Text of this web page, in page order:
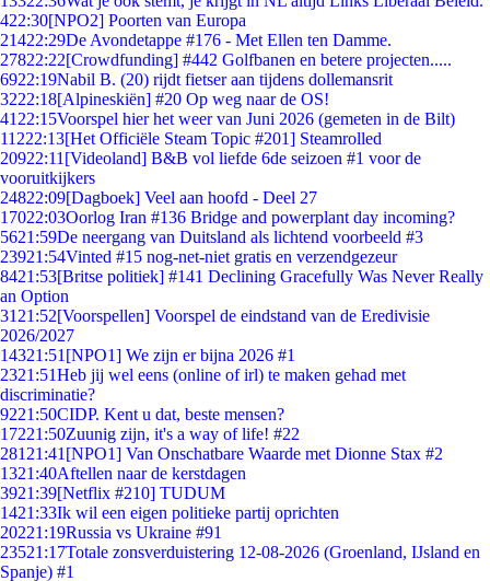
422:30[NPO2] Poorten van Europa
21422:29De Avondetappe #176 - Met Ellen ten Damme.
27822:22[Crowdfunding] #442 Golfbanen en betere projecten.....
6922:19Nabil B. (20) rijdt fietser aan tijdens dollemansrit
3222:18[Alpineskiën] #20 Op weg naar de OS!
41 22:15Voorspel hier het weer van Juni 2026 (gemeten in de Bilt)
11222:13[Het Officiële Steam Topic #201] Steamrolled
20922:11 [Videoland] B&B vol liefde 6de seizoen #1 voor de
vooruitkijkers
24822:09[Dagboek] Veel aan hoofd - Deel 27
17022:03Oorlog Iran #136 Bridge and powerplant day incoming?
5621:59De neergang van Duitsland als lichtend voorbeeld #3
23921:54Vinted #15 nog-net-niet gratis en verzendgezeur
8421:53[Britse politiek] #141 Declining Gracefully Was Never Really
an Option
31 21:52[Voorspellen] Voorspel de eindstand van de Eredivisie
2026/2027
14321:51 [NPO1] We zijn er bijna 2026 #1
2321:51Heb jij wel eens (online of irl) te maken gehad met
discriminatie?
9221:50CIDP. Kent u dat, beste mensen?
17221:50Zuunig zijn, it's a way of life! #22
281 21:41 [NPO1] Van Onschatbare Waarde met Dionne Stax #2
1321:40Aftellen naar de kerstdagen
3921:39[Netflix #210] TUDUM
1421:33Ik wil een eigen politieke partij oprichten
20221:19Russia vs Ukraine #91
23521:17Totale zonsverduistering 12-08-2026 (Groenland, IJsland en
Spanje) #1